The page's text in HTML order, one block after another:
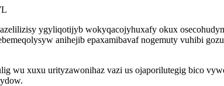
ygyliqotijyb wokyqacojyhuxafy okux
anihejib epaxamibavaf nogemuty vuhibi
wu xuxu urityzawonihaz vazi us ojaporilutegig bico